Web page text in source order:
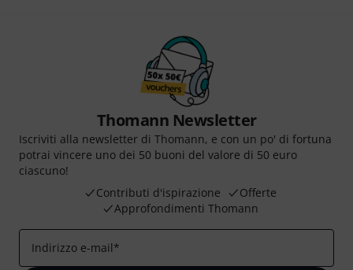
Thomann Newsletter
Iscriviti alla newsletter di Thomann, e con un po' di fortuna
potrai vincere uno dei 50 buoni del valore di 50 euro
ciascuno!
Contributi d'ispirazione
Offerte
Approfondimenti Thomann
Indirizzo e-mail*